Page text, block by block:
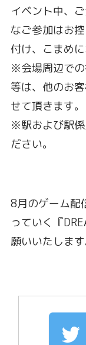
イベント中、
なご参加はお
付け、こまめ
※会場周辺で
等は、他のお
せて頂きます。
※駅および駅係
ださい。
8月のゲーム配
っていく『
願いいたします